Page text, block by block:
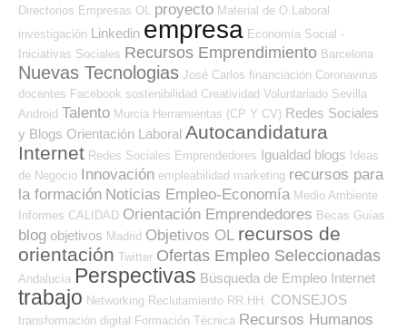
Directorios Empresas OL proyecto Material de O.Laboral
investigación Linkedin empresa Economía Social -
Iniciativas Sociales Recursos Emprendimiento Barcelona
Nuevas Tecnologias José Carlos financiación Coronavirus
docentes Facebook sostenibilidad Creatividad Voluntariado Sevilla
Android Talento Murcia Herramientas (CP Y CV) Redes Sociales
y Blogs Orientación Laboral Autocandidatura
Internet Redes Sociales Emprendedores Igualdad blogs
Ideas
de Negocio
Innovación empleabilidad marketing recursos para
la formación Noticias Empleo-Economía Medio Ambiente
Informes CALIDAD Orientación Emprendedores Becas Guías
blog objetivos Madrid Objetivos OL recursos de
orientación Twitter Ofertas Empleo Seleccionadas
Andalucía Perspectivas Búsqueda de Empleo Internet
trabajo Networking Reclutamiento RR.HH. CONSEJOS
transformación digital Formación Técnica Recursos Humanos